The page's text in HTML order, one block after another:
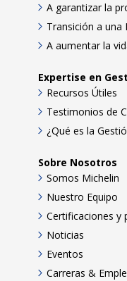
A garantizar la
Transición a una
A aumentar la
Expertise en
Recursos Útiles
Testimonios de
¿Qué es la
Sobre Nosotros
Somos Michelin
Nuestro Equipo
Certificaciones y
Noticias
Eventos
Carreras &